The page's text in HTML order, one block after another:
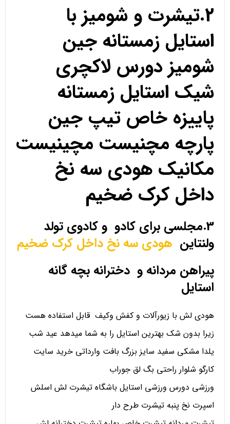
2.تیشرت و شومیز با
استایل زمستانه جین
شومیز دورس لاکچری
شیک استایل زمستانه
پاییزه خاص تیپ جین
پارچه مچنیست مچینیست
مکانیک هودی سه نخ
داخل کرک ضخیم
3.مجلسی برای کادو و کادوی تولد
ولنتاین هودی سه نخ داخل کرک ضخیم
پیراهن مردانه و دخترانه بچه گانه
استایل
هودی لش با زیورآلات و کفش وکیف قابل استفاده هست
زیرا بدون شک بهترین استایل را به شما میدهد عید شب
یلدا مشکی سفید سایز بزرگ بافت وارداتی خرید سایت
کارگو شلوار راحتی بگ لق جوراب
ورزشی دورس ورزشی استایل باشگاه تیشرت لش اسلش
اسپرت نخ پنبه تیشرت طرح دار